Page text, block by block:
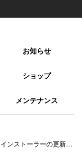
お知らせ
ショップ
メンテナンス
【重要】『CLOSERS』ゲームインストーラーの更新について